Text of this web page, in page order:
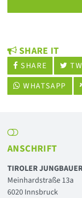
SHARE IT
SHARE
WHATSAPP
ANSCHRIFT
TIROLER
Meinhardstraße 13a
6020 Innsbruck